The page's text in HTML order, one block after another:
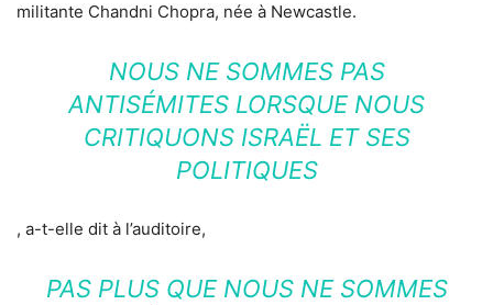
militante Chandni Chopra, née à Newcastle.
NOUS NE SOMMES PAS
ANTISÉMITES LORSQUE NOUS
CRITIQUONS ISRAËL ET SES
POLITIQUES
, a-t-elle dit à l’auditoire,
PAS PLUS QUE NOUS NE SOMMES